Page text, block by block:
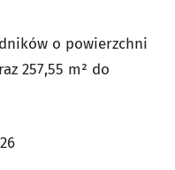
o powierzchni
257,55 m² do